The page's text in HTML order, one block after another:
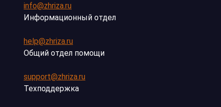
info@zhriza.ru
Информационный отдел
help@zhriza.ru
Общий отдел помощи
support@zhriza.ru
Техподдержка